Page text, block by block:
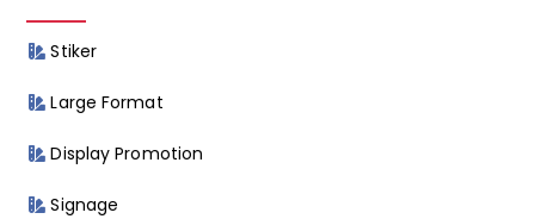
Stiker
Large Format
Display Promotion
Signage